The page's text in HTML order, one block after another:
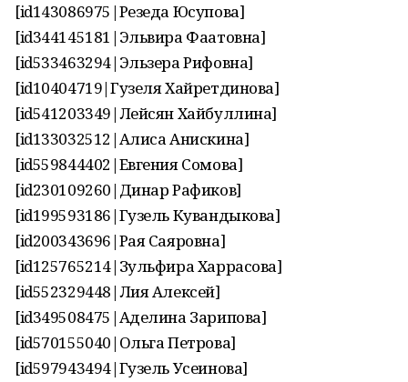
[id143086975|Резеда Юсупова]
[id344145181|Эльвира Фаатовна]
[id533463294|Эльзера Рифовна]
[id10404719|Гузеля Хайретдинова]
[id541203349|Лейсян Хайбуллина]
[id133032512|Алиса Анискина]
[id559844402|Евгения Сомова]
[id230109260|Динар Рафиков]
[id199593186|Гузель Кувандыкова]
[id200343696|Рая Саяровна]
[id125765214|Зульфира Харрасова]
[id552329448|Лия Алексей]
[id349508475|Аделина Зарипова]
[id570155040|Ольга Петрова]
[id597943494|Гузель Усеинова]